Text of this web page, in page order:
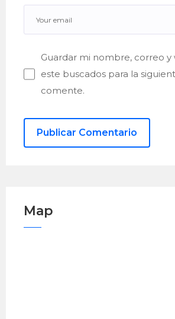
Guardar mi nombre, correo y
este buscados para la
comente.
Map